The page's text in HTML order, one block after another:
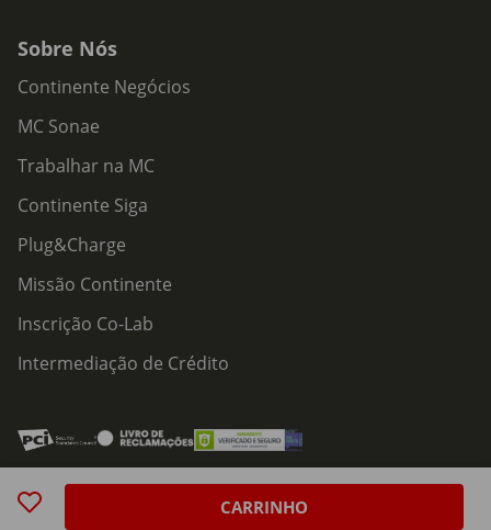
CARRINHO
Sobre Nós
Continente Negócios
MC Sonae
Trabalhar na MC
Continente Siga
Plug&Charge
Missão Continente
Inscrição Co-Lab
Intermediação de Crédito
Acessibilidade
Política de Privacidade